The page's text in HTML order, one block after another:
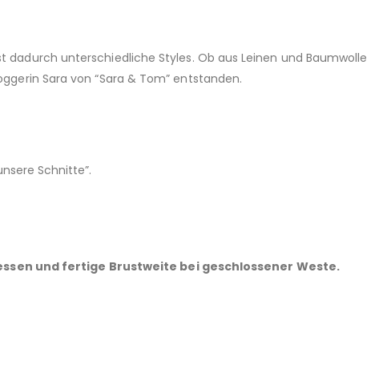
unterschiedliche Styles. Ob aus Leinen und Baumwolle
Sara von “Sara & Tom” entstanden.
Schnitte”.
und fertige Brustweite bei geschlossener Weste.